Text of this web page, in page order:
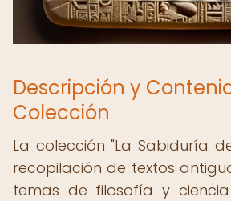
Descripción y
Colección
La colección "La Sabiduría
recopilación de textos
temas de filosofía y ciencia